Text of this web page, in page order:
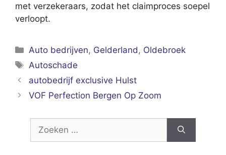
met verzekeraars, zodat het claimproces soepel
verloopt.
Categorieën
Auto bedrijven, Gelderland , Oldebroek
Tags
Autoschade
autobedrijf exclusive Hulst
VOF Perfection Bergen Op Zoom
naar: